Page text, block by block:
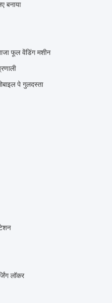
बनाया
फूल वेंडिंग मशीन
पे गुलदस्ता
लॉकर